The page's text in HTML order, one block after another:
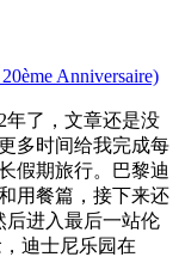
年了，文章还是没
多时间给我完成每
假期旅行。巴黎迪
用餐篇，接下来还
后进入最后一站伦
迪士尼乐园在